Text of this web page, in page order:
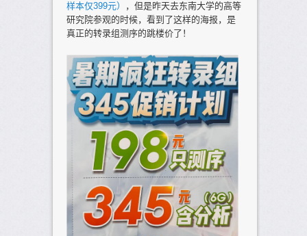
样本仅399元）
，但是昨天去东南大学的高等
研究院参观的时候，看到了这样的海报，是
真正的转录组测序的跳楼价了！